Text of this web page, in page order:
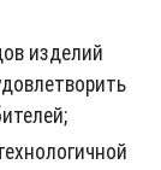
изделий